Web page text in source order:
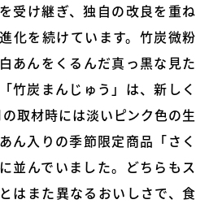
受け継ぎ、独自の改良を重ね
化を続けています。竹炭微粉
あんをくるんだ真っ黒な見た
竹炭まんじゅう」は、新しく
取材時には淡いピンク色の生
ん入りの季節限定商品「さく
並んでいました。どちらもス
はまた異なるおいしさで、食